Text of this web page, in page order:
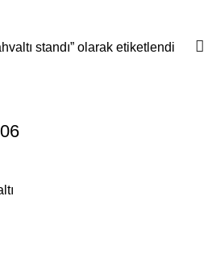
standı” olarak etiketlendi